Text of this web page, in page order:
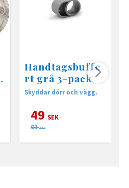
Handtagsbuffe
rt grå 3-pack
Skyddar dörr och vägg.
49 SEK
61 SEK